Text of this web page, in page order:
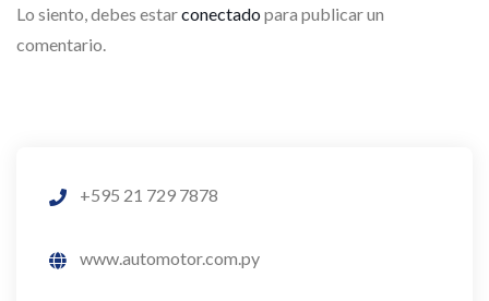
Lo siento, debes estarconectadopara publicar un
comentario.
+595 21 729 7878
www.automotor.com.py